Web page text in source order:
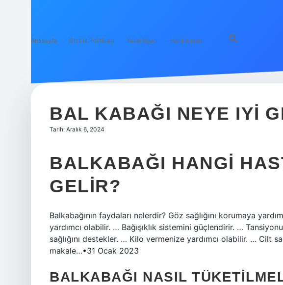
Anasayfa Gizlilik Politikası Yasal Uyarı Hakkımızda
BAL KABAĞI NEYE IYI
Tarih: Aralık 6, 2024
BALKABAĞI HANGI
GELIR?
Balkabağının faydaları nelerdir? Göz sağlığını korumaya
yardımcı olabilir. … Bağışıklık sistemini güçlendirir. …
sağlığını destekler. … Kilo vermenize yardımcı olabilir. … Cilt
makale…•31 Ocak 2023
BALKABAĞI NASIL